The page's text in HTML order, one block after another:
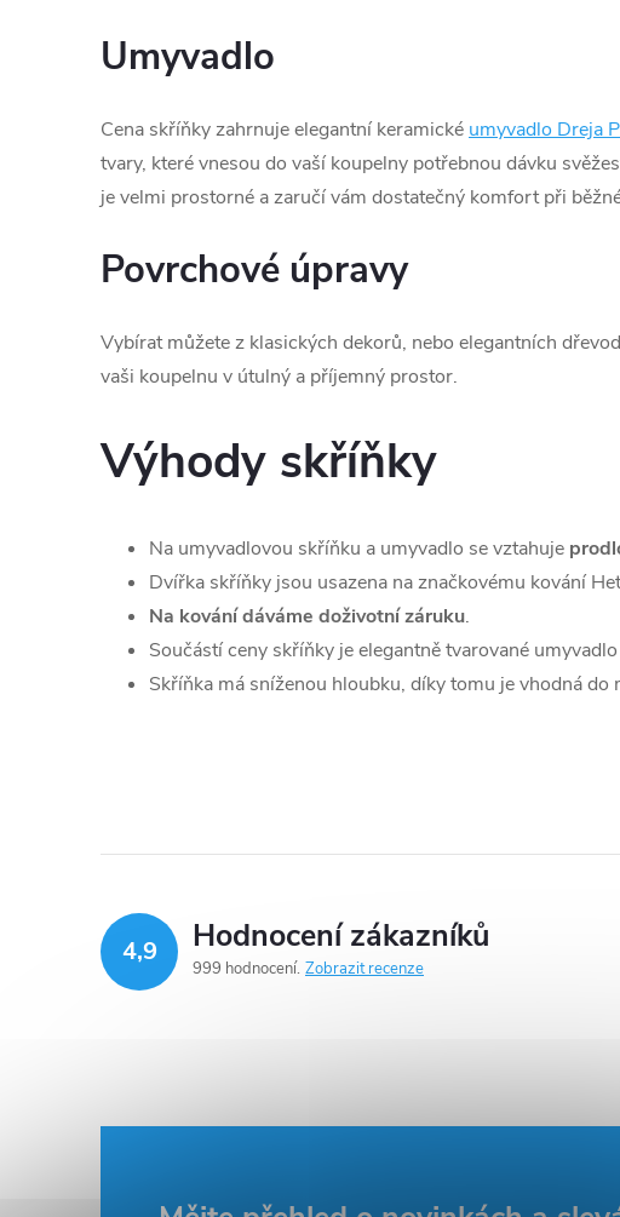
Umyvadlo
Cena skříňky zahrnuje elegantní keramické umyvadlo Dreja
tvary, které vnesou do vaší koupelny potřebnou dávku
je velmi prostorné a zaručí vám dostatečný komfort při
Povrchové úpravy
Vybírat můžete z klasických dekorů, nebo elegantních
vaši koupelnu v útulný a příjemný prostor.
Výhody skříňky
Na umyvadlovou skříňku a umyvadlo se vztahuje
Dvířka skříňky jsou usazena na značkovému kování
Na kování dáváme doživotní záruku.
Součástí ceny skříňky je elegantně tvarované
Skříňka má sníženou hloubku, díky tomu je vhodná do
4,9 Hodnocení zákazníků
999 hodnocení Zobrazit recenze